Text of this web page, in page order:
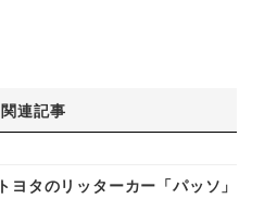
関連記事
トヨタのリッターカー「パッソ」